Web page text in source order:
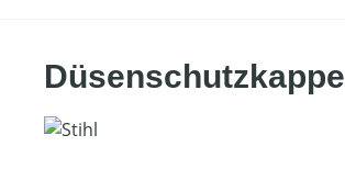
Düsenschutzkappe